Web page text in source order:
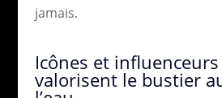
jamais.
Icônes et
valorisent le bustier